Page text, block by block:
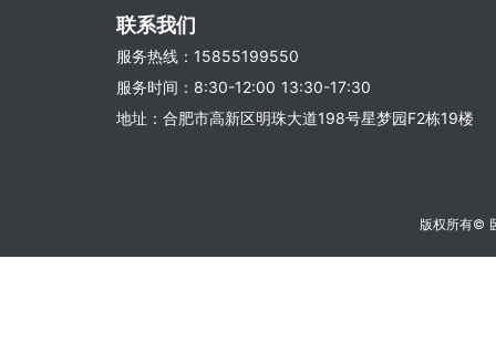
联系我们
服务热线：15855199550
服务时间：8:30-12:00 13:30-17:30
地址：合肥市高新区明珠大道198号星梦园F2栋19楼
版权所有©